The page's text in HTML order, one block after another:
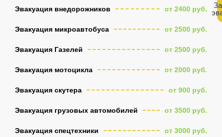
Эвакуация внедорожников от 2400 руб.
Эвакуация микроавтобуса от 2500 руб.
Эвакуация Газелей от 2500 руб.
Эвакуация мотоцикла от 2000 руб.
Эвакуация скутера от 900 руб.
Эвакуация грузовых автомобилей от 3500 руб.
Эвакуация спецтехники от 3000 руб.